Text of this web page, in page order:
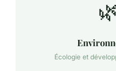
Écologie et